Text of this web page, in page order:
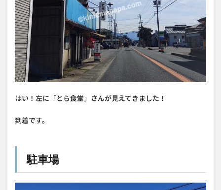
はい！左に「とら食堂」さんが見えてきました！
到着です。
駐車場